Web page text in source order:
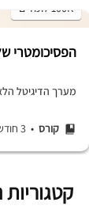
100K לומדים
הפסיכומטרי
מערך הדיגיטל
קורס • 3 חודשים